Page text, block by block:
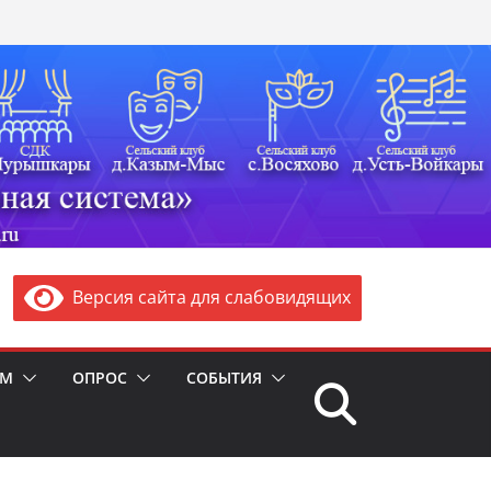
Версия сайта для слабовидящих
ОПРОС СОБЫТИЯ